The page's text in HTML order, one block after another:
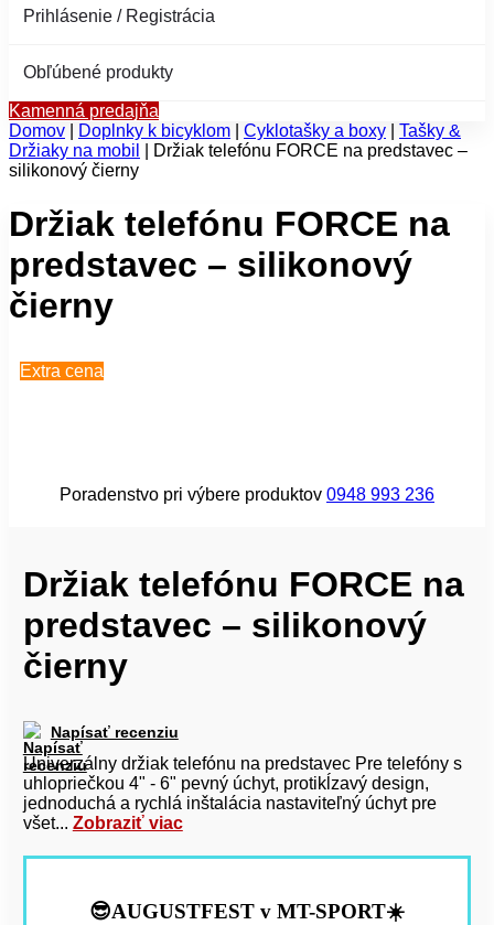
Prihlásenie / Registrácia
Obľúbené produkty
Kamenná predajňa
Domov
Doplnky k bicyklom Cyklotašky a boxy
Tašky &
Držiaky na mobil
Držiak telefónu FORCE na predstavec –
silikonový čierny
Držiak telefónu FORCE na
predstavec – silikonový
čierny
Extra cena
Poradenstvo pri výbere produktov 0948 993 236
Držiak telefónu FORCE na
predstavec – silikonový
čierny
Napísať recenziu
Univerzálny držiak telefónu na predstavec Pre telefóny s
uhlopriečkou 4" - 6" pevný úchyt, protikĺzavý design,
jednoduchá a rychlá inštalácia nastaviteľný úchyt pre
všet... Zobraziť viac
😎AUGUSTFEST v MT-SPORT☀️